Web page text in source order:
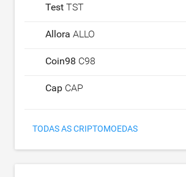
Test TST
Allora ALLO
Coin98 C98
Cap CAP
TODAS AS CRIPTOMOEDAS